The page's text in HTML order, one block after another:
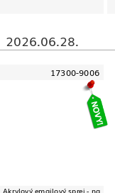
2026.06.28.
17300-9006
Akrylový emailový sprej - na